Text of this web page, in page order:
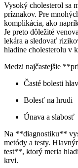
Vysoký cholesterol sa
príznakov. Pre
komplikácia, ako
Je preto dôležité
lekára a sledovať
hladine cholesterolu v
Medzi najčastejšie
Časté bolesti
Bolesť na hrudi
Únava a slabosť
Na **diagnostiku**
metódy a testy.
test**, ktorý meria
krvi.